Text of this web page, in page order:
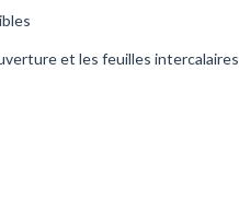
et les feuilles intercalaires